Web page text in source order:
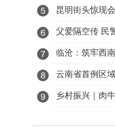
行和重点项目
昆明街头惊现
父爱隔空传 民
最强应援
临沧：筑牢西
云南省首例区
溪并网发电
乡村振兴｜肉